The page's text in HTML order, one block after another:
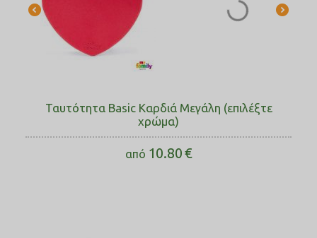
Ταυτότητα Basic Καρδιά Μεγάλη (επιλέξτε
χρώμα)
από 10.80€